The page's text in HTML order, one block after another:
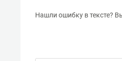
Нашли ошибку в тексте?